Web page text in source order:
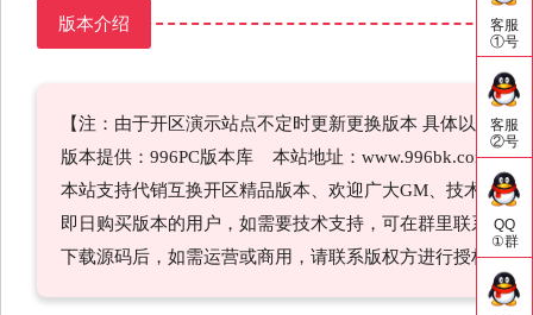
客服
①号
客服
②号
QQ
①群
版本介绍
【注：由于开区演示站点不定时更新更换版本 具体以本帖
版本提供：996PC版本库 本站地址：www.996bk.com
本站支持代销互换开区精品版本、欢迎广大GM、技术、
即日购买版本的用户，如需要技术支持，可在群里联系技
下载源码后，如需运营或商用，请联系版权方进行授权，